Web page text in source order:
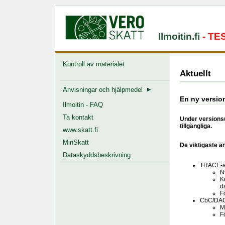
Ilmoitin.fi -
Kontroll av materialet
Anvisningar och hjälpmedel
Ilmoitin - FAQ
Ta kontakt
www.skatt.fi
MinSkatt
Dataskyddsbeskrivning
Aktuellt
En ny
Under
tillgängliga.
De viktigaste
TRACE-
CbC/